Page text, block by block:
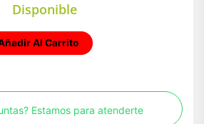
Disponible
Al Carrito
Estamos para atenderte